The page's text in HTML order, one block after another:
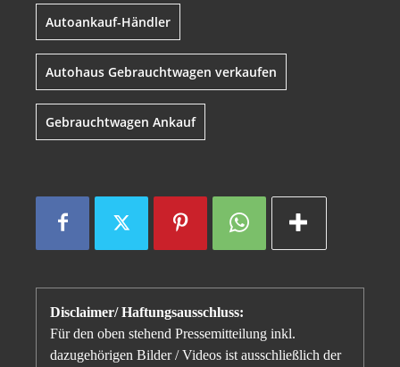
Autoankauf-Händler
Autohaus Gebrauchtwagen verkaufen
Gebrauchtwagen Ankauf
Disclaimer/ Haftungsausschluss:
Für den oben stehend Pressemitteilung inkl.
dazugehörigen Bilder / Videos ist ausschließlich der